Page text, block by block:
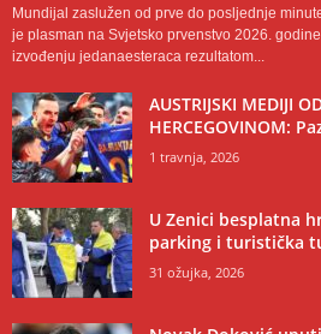
Mundijal zaslužen od prve do posljednje
je plasman na Svjetsko prvenstvo 2026.
izvođenju jedanaesteraca rezultatom...
AUSTRIJSKI MEDIJI
HERCEGOVINOM:
1 travnja, 2026
U Zenici besplatna
parking i turistička
31 ožujka, 2026